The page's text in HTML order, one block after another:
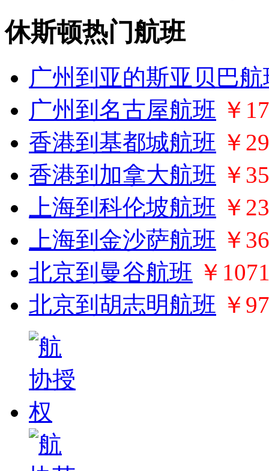
休斯顿热门航班
广州到亚的斯亚贝巴航
广州到名古屋航班 ￥
香港到基都城航班 ￥
香港到加拿大航班 ￥
上海到科伦坡航班 ￥
上海到金沙萨航班 ￥
北京到曼谷航班 ￥
北京到胡志明航班 ￥